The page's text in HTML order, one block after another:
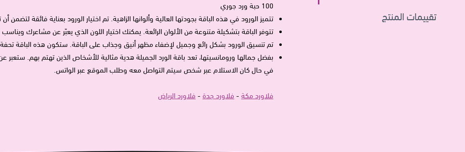
تقييمات المنتج
100 حبة ورد جوري
تتميز الورود في هذه الباقة بجودتها العالية وألوانها الزاهية. تم اختيار الورود بعناية فائقة
تتوفر الباقة بتشكيلة متنوعة من الألوان الرائعة. يمكنك اختيار اللون الذي يعبّر عن مشاعرك
تم تنسيق الورود بشكل رائع وجميل لإضفاء مظهر أنيق وجذاب على الباقة. ستكون هذه الباقة
بفضل جمالها ورومانسيتها، تعد باقة الورد الجميلة هدية مثالية للأشخاص الذين تهتم بهم.
في حال كان الاستلام عبر شخص سيتم التواصل معه وطلب الموقع عبر الواتس.
فلاورد مكة - فلاورد جدة - فلاورد الرياض